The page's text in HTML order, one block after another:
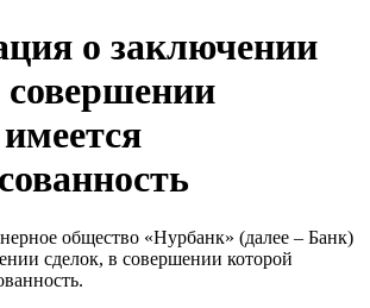
о заключении
совершении
общество «Нурбанк» (далее – Банк)
сделок, в совершении которой